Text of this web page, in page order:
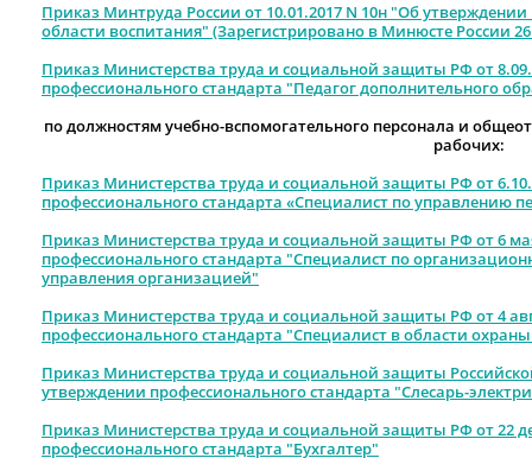
Приказ Минтруда России от 10.01.2017 N 10н "Об
области воспитания" (Зарегистрировано в Минюсте России
Приказ Министерства труда и социальной защиты РФ от
профессионального стандарта "Педагог дополнительного
по должностям учебно-вспомогательного персонала и
рабочих:
Приказ Министерства труда и социальной защиты РФ от
профессионального стандарта «Специалист по управлению
Приказ Министерства труда и социальной защиты РФ от 6
профессионального стандарта "Специалист по
управления организацией"
Приказ Министерства труда и социальной защиты РФ от 4
профессионального стандарта "Специалист в области
Приказ Министерства труда и социальной защиты
утверждении профессионального стандарта "Слесарь-
Приказ Министерства труда и социальной защиты РФ от 22
профессионального стандарта "Бухгалтер"